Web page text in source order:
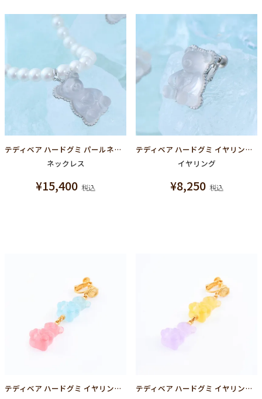
テディベア ハードグミ パールネックレス（シュガースノー）
ネックレス
¥15,400 税込
テディベア ハードグミ イヤリング（シュガースノー）
イヤリング
¥8,250 税込
テディベア ハードグミ イヤリング（ソーダ＆ストロベリー）
テディベア ハードグミ イヤリング（レモン＆グレープ）